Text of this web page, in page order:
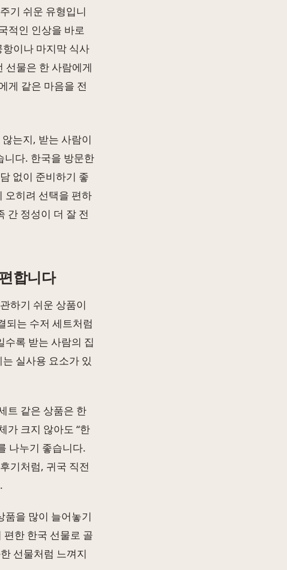
기 쉬운 유형입니
적인 인상을 바로
이나 마지막 식사
선물은 한 사람에게
게 같은 마음을 전
는지, 받는 사람이
니다. 한국을 방문한
없이 준비하기 좋
오히려 선택을 편하
간 정성이 더 잘 전
합니다
하기 쉬운 상품이
되는 수저 세트처럼
수록 받는 사람의 집
실사용 요소가 있
트 같은 상품은 한
가 크지 않아도 “한
나누기 좋습니다.
기처럼, 귀국 직전
품을 많이 늘어놓기
한 한국 선물로 골
선물처럼 느껴지